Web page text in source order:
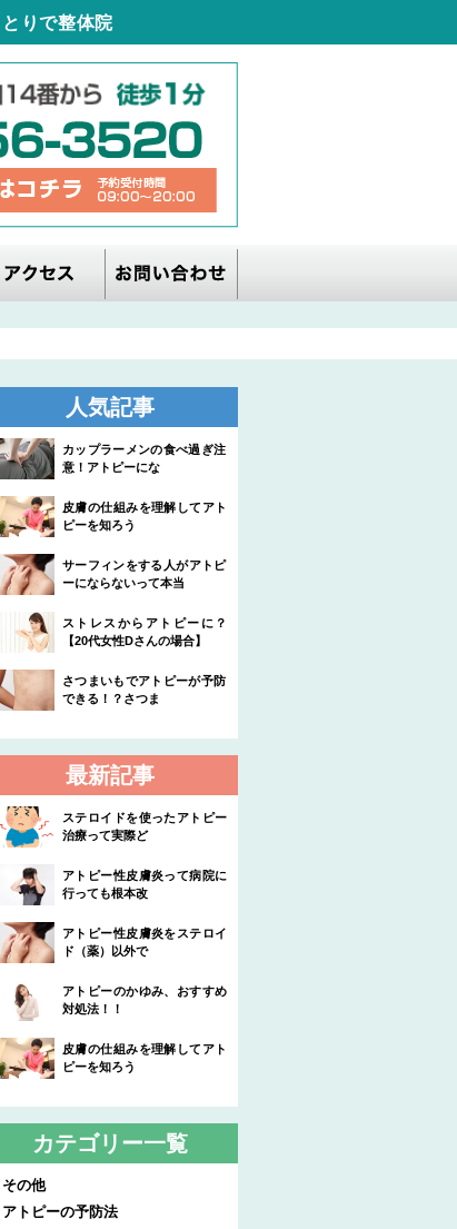
りで整体院
人気記事
カップラーメンの食べ過ぎ注
意！アトピーにな
皮膚の仕組みを理解してアト
ピーを知ろう
サーフィンをする人がアトピ
ーにならないって本当
ストレスからアトピーに？
【20代女性Dさんの場合】
さつまいもでアトピーが予防
できる！？さつま
最新記事
ステロイドを使ったアトピー
治療って実際ど
アトピー性皮膚炎って病院に
行っても根本改
アトピー性皮膚炎をステロイ
ド（薬）以外で
アトピーのかゆみ、おすすめ
対処法！！
皮膚の仕組みを理解してアト
ピーを知ろう
カテゴリー一覧
その他
アトピーの予防法